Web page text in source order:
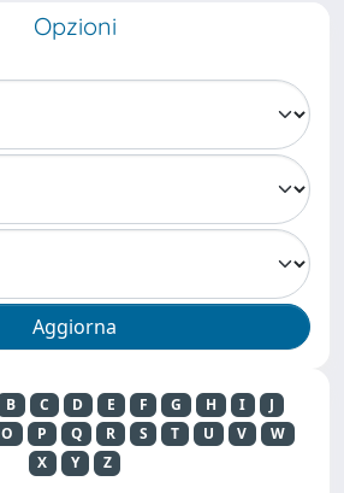
Opzioni
B C D E F G H I
J
O P Q R S T U V
W
X
Y Z